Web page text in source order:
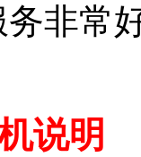
非常
说明